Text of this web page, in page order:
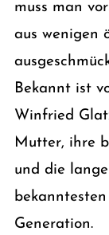
muss man
aus wenigen
Bekannt ist
Winfried
Mutter, ihre
und die
Generation.